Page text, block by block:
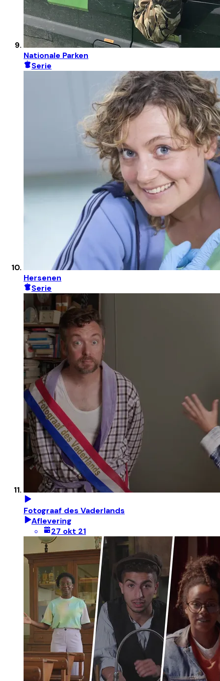
Nationale Parken
Serie
Hersenen
Serie
Fotograaf des Vaderlands
Aflevering
27 okt 21